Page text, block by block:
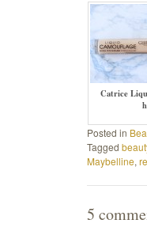
Catrice
Posted in
Tagged
Maybelline,
5